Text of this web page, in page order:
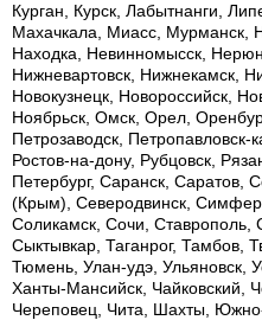
Курган, Курск, Лабытнанги,
Махачкала, Миасс, Мурманск,
Находка, Невинномысск,
Нижневартовск, Нижнекамск,
Новокузнецк, Новороссийск,
Ноябрьск, Омск, Орел,
Петрозаводск, Петропавловск-
Ростов-на-дону, Рубцовск,
Петербург, Саранск, Саратов,
(Крым), Северодвинск,
Соликамск, Сочи, Ставрополь,
Сыктывкар, Таганрог, Тамбов,
Тюмень, Улан-удэ, Ульяновск,
Ханты-Мансийск, Чайковский,
Череповец, Чита, Шахты,